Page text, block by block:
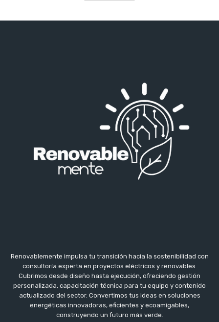
Renovablemente impulsa tu transición hacia la sostenibilidad con
consultoría experta en proyectos eléctricos y renovables.
Cubrimos desde diseño hasta ejecución, ofreciendo gestión
personalizada, capacitación técnica para tu equipo y contenido
actualizado del sector. Convertimos tus ideas en soluciones
energéticas innovadoras, eficientes y ecoamigables,
construyendo un futuro más verde.